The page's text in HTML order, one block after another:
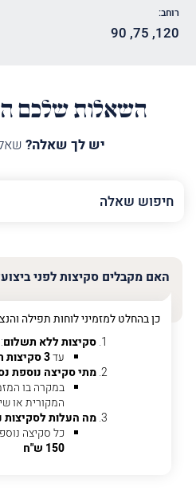
רוחב:
120
,
75
,
90
השאלות שלכם
יש לך שאלה?
השם
שלך
טלפון (חובה)
האם מקבלים סקיצות לפני
כן בהחלט למזמיני לוחות תפילה
סקיצות ללא תשלום:
עד3 סקיצות ראשוניות
מתי סקיצה נוספת
במקרה בו
המקורית או
מה העלות לסקיצות
כל סקיצה
150 ש"ח